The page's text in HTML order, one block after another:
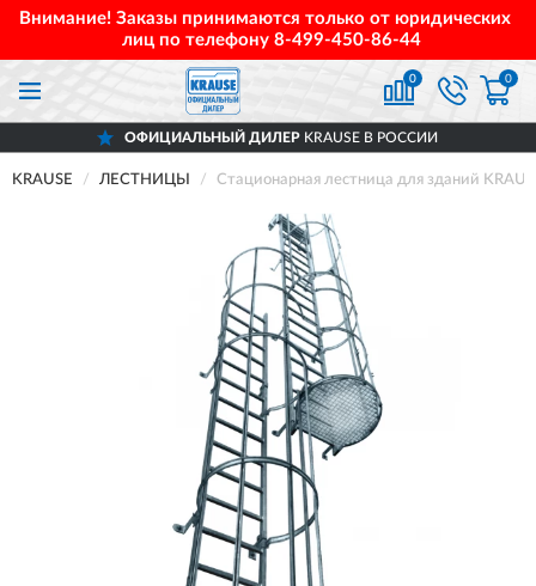
Внимание! Заказы принимаются только от юридических
лиц по телефону 8-499-450-86-44
0 0
ОФИЦИАЛЬНЫЙ ДИЛЕРKRAUSE В РОССИИ
KRAUSE ЛЕСТНИЦЫ Стационарная лестница для зданий